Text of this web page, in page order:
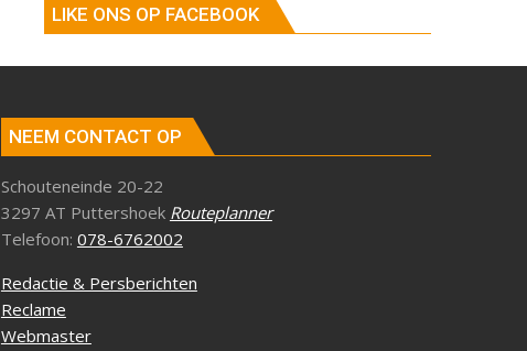
LIKE ONS OP FACEBOOK
NEEM CONTACT OP
Schouteneinde 20-22
3297 AT Puttershoek Routeplanner
Telefoon: 078-6762002
Redactie & Persberichten
Reclame
Webmaster